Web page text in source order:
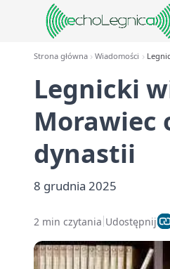
Strona główna Wiadomości
Legnicki
Morawiec
dynastii
8 grudnia 2025
2 min czytania Udostępnij